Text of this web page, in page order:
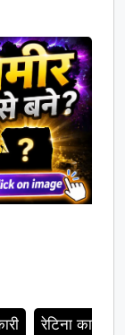
रेटिना का